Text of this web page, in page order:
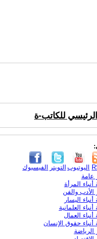
للكاتب-ة
الفيسبوك التويتر اليوتيوب
عامة
أنباء المرأة
الأدب والفن
أنباء اليسار
أنباء العلمانية
أنباء العمال
أنباء حقوق الإنسان
الرياضة